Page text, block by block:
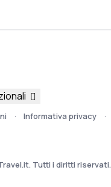
Informativa privacy
Tutti i diritti riservati.